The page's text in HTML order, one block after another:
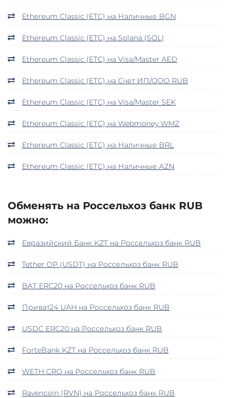
Ethereum Classic (ETC) на Наличные BGN
Ethereum Classic (ETC) на Solana (SOL)
Ethereum Classic (ETC) на Visa/Master AED
Ethereum Classic (ETC) на Счет ИП/ООО RUB
Ethereum Classic (ETC) на Visa/Master SEK
Ethereum Classic (ETC) на Webmoney WMZ
Ethereum Classic (ETC) на Наличные BRL
Ethereum Classic (ETC) на Наличные AZN
Обменять на Россельхоз банк RUB
можно:
Евразийский Банк KZT на Россельхоз банк RUB
Tether OP (USDT) на Россельхоз банк RUB
BAT ERC20 на Россельхоз банк RUB
Приват24 UAH на Россельхоз банк RUB
USDC ERC20 на Россельхоз банк RUB
ForteBank KZT на Россельхоз банк RUB
WETH CRO на Россельхоз банк RUB
Ravencoin (RVN) на Россельхоз банк RUB